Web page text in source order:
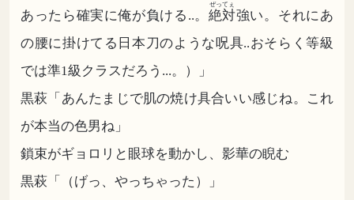
あったら確実に俺が負ける..。 絶対
ぜってぇ
強い。それにあ
の腰に掛けてる日本刀のような呪具..おそらく等級
では準1級クラスだろう...。）」
黒萩「あんたまじで肌の焼け具合いい感じね。これ
が本当の色男ね」
鎖束がギョロリと眼球を動かし、影華の睨む
黒萩「（げっ、やっちゃった）」